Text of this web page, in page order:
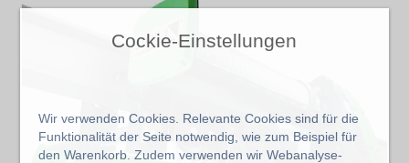
Cockie-Einstellungen
Wir verwenden Cookies. Relevante Cookies sind für die
Funktionalität der Seite notwendig, wie zum Beispiel für
den Warenkorb. Zudem verwenden wir Webanalyse-